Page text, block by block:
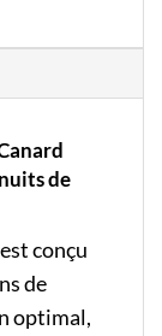
de
conçu
de
optimal,